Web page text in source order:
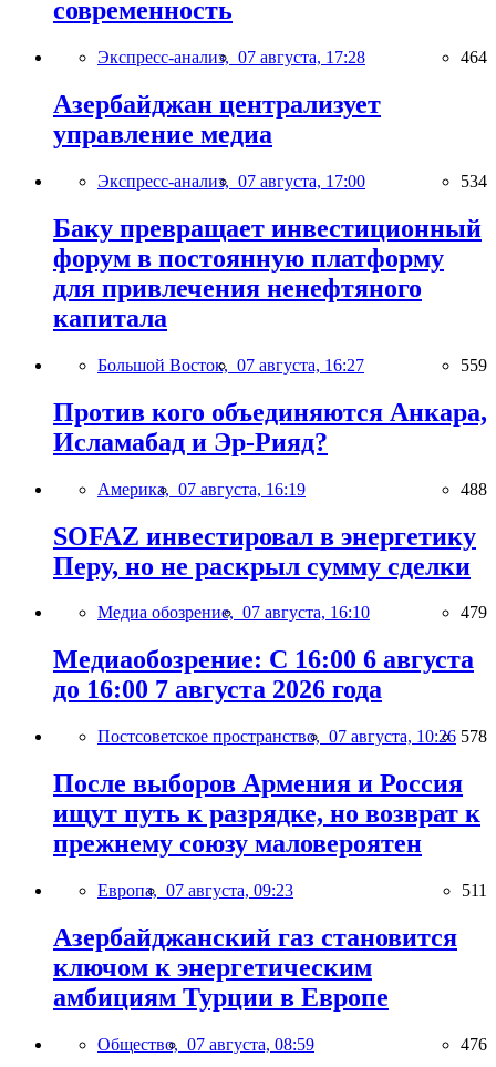
современность
Экспресс-анализ, 07 августа, 17:28 464
Азербайджан централизует
управление медиа
Экспресс-анализ, 07 августа, 17:00 534
Баку превращает инвестиционный
форум в постоянную платформу
для привлечения ненефтяного
капитала
Большой Восток, 07 августа, 16:27 559
Против кого объединяются Анкара,
Исламабад и Эр-Рияд?
Америка, 07 августа, 16:19 488
SOFAZ инвестировал в энергетику
Перу, но не раскрыл сумму сделки
Медиа обозрение, 07 августа, 16:10 479
Медиаобозрение: С 16:00 6 августа
до 16:00 7 августа 2026 года
Постсоветское пространство, 07 августа, 10:26 578
После выборов Армения и Россия
ищут путь к разрядке, но возврат к
прежнему союзу маловероятен
Европа, 07 августа, 09:23 511
Азербайджанский газ становится
ключом к энергетическим
амбициям Турции в Европе
Общество, 07 августа, 08:59 476